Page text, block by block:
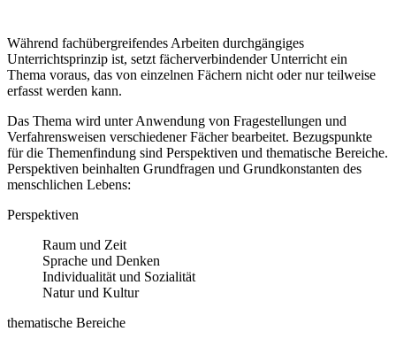
Während fachübergreifendes Arbeiten durchgängiges
Unterrichtsprinzip ist, setzt fächerverbindender Unterricht ein
Thema voraus, das von einzelnen Fächern nicht oder nur teilweise
erfasst werden kann.
Das Thema wird unter Anwendung von Fragestellungen und
Verfahrensweisen verschiedener Fächer bearbeitet. Bezugspunkte
für die Themenfindung sind Perspektiven und thematische Bereiche.
Perspektiven beinhalten Grundfragen und Grundkonstanten des
menschlichen Lebens:
Perspektiven
Raum und Zeit
Sprache und Denken
Individualität und Sozialität
Natur und Kultur
thematische Bereiche